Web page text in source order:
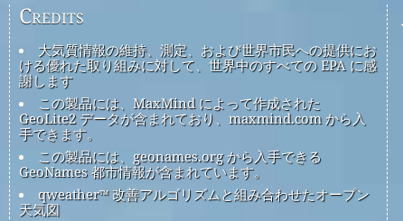
Credits
大気質情報の維持、測定、および世界市民への提供にお
ける優れた取り組みに対して、世界中のすべての EPA に感
謝します
この製品には、MaxMind によって作成された
GeoLite2 データが含まれており、maxmind.com から入
手できます。
この製品には、geonames.org から入手できる
GeoNames 都市情報が含まれています。
qweather™ 改善アルゴリズムと組み合わせたオープン
天気図